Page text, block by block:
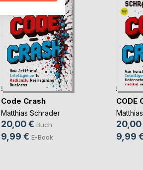
Code Crash
Matthias Schrader
20,00 € Buch
9,99 € E-Book
CODE
20,00
9,99